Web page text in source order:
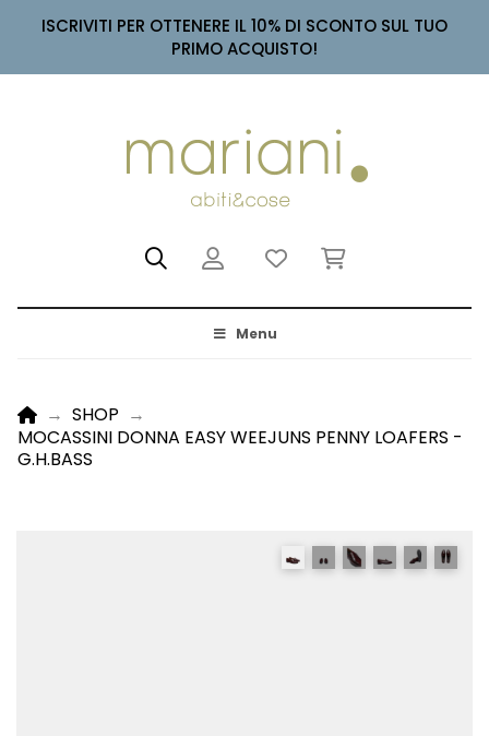
ISCRIVITI PER OTTENERE IL 10% DI SCONTO SUL TUO
PRIMO ACQUISTO!
Menu
HOME
→ SHOP →
MOCASSINI DONNA EASY WEEJUNS PENNY LOAFERS -
G.H.BASS